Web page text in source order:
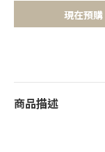
現在預購
商品描述